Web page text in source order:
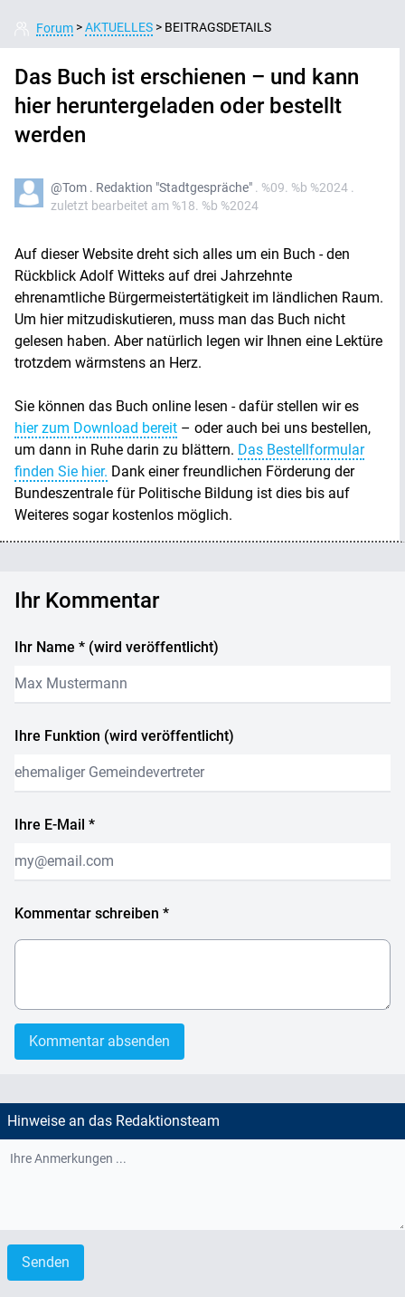
Forum >AKTUELLES > BEITRAGSDETAILS
Das Buch ist erschienen – und kann
hier heruntergeladen oder bestellt
werden
@Tom . Redaktion "Stadtgespräche" . %09. %b %2024 .
zuletzt bearbeitet am %18. %b %2024
Auf dieser Website dreht sich alles um ein Buch - den
Rückblick Adolf Witteks auf drei Jahrzehnte
ehrenamtliche Bürgermeistertätigkeit im ländlichen Raum.
Um hier mitzudiskutieren, muss man das Buch nicht
gelesen haben. Aber natürlich legen wir Ihnen eine Lektüre
trotzdem wärmstens an Herz.
Sie können das Buch online lesen - dafür stellen wir es
hier zum Download bereit – oder auch bei uns bestellen,
um dann in Ruhe darin zu blättern. Das Bestellformular
finden Sie hier. Dank einer freundlichen Förderung der
Bundeszentrale für Politische Bildung ist dies bis auf
Weiteres sogar kostenlos möglich.
Ihr Kommentar
Ihr Name * (wird veröffentlicht)
Ihre Funktion (wird veröffentlicht)
Ihre E-Mail *
Kommentar schreiben *
Kommentar absenden
Hinweise an das Redaktionsteam
Senden